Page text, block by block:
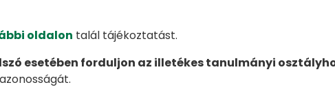
oldalon talál tájékoztatást.
esetében forduljon az illetékes tanulmányi